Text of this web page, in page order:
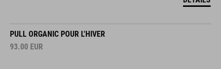
PULL ORGANIC POUR L'HIVER
93.00 EUR